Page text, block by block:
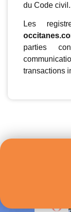
du Code civil.
Les
parties
transactions